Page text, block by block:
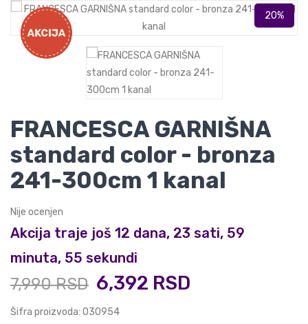
FRANCESCA GARNIŠNA
standard color - bronza
241-300cm 1 kanal
Nije ocenjen
Akcija traje još 12 dana, 23 sati, 59
minuta, 54 sekundi
7,990 RSD 6,392 RSD
Šifra proizvoda: 030954